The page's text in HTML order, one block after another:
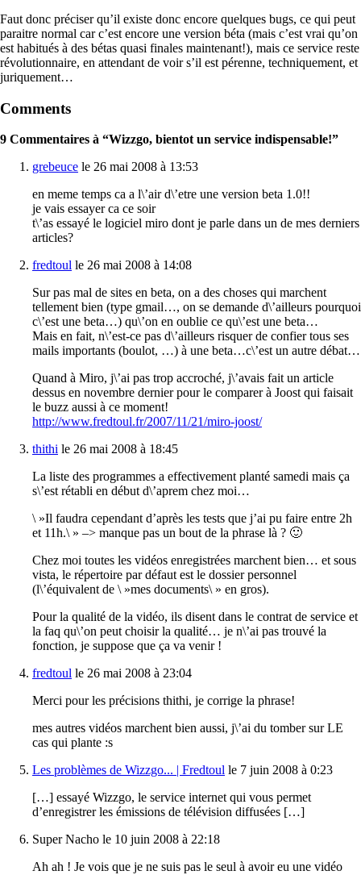
Faut donc préciser qu’il existe donc encore quelques bugs, ce qui peut
paraitre normal car c’est encore une version béta (mais c’est vrai qu’on
est habitués à des bétas quasi finales maintenant!), mais ce service reste
révolutionnaire, en attendant de voir s’il est pérenne, techniquement, et
juriquement…
Comments
9 Commentaires à “Wizzgo, bientot un service indispensable!”
grebeuce le 26 mai 2008 à 13:53
en meme temps ca a l\’air d\’etre une version beta 1.0!!
je vais essayer ca ce soir
t\’as essayé le logiciel miro dont je parle dans un de mes derniers
articles?
fredtoul le 26 mai 2008 à 14:08
Sur pas mal de sites en beta, on a des choses qui marchent
tellement bien (type gmail…, on se demande d\’ailleurs pourquoi
c\’est une beta…) qu\’on en oublie ce qu\’est une beta…
Mais en fait, n\’est-ce pas d\’ailleurs risquer de confier tous ses
mails importants (boulot, …) à une beta…c\’est un autre débat…
Quand à Miro, j\’ai pas trop accroché, j\’avais fait un article
dessus en novembre dernier pour le comparer à Joost qui faisait
le buzz aussi à ce moment!
http://www.fredtoul.fr/2007/11/21/miro-joost/
thithi le 26 mai 2008 à 18:45
La liste des programmes a effectivement planté samedi mais ça
s\’est rétabli en début d\’aprem chez moi…
\ »Il faudra cependant d’après les tests que j’ai pu faire entre 2h
et 11h.\ » –> manque pas un bout de la phrase là ? 🙂
Chez moi toutes les vidéos enregistrées marchent bien… et sous
vista, le répertoire par défaut est le dossier personnel
(l\’équivalent de \ »mes documents\ » en gros).
Pour la qualité de la vidéo, ils disent dans le contrat de service et
la faq qu\’on peut choisir la qualité… je n\’ai pas trouvé la
fonction, je suppose que ça va venir !
fredtoul le 26 mai 2008 à 23:04
Merci pour les précisions thithi, je corrige la phrase!
mes autres vidéos marchent bien aussi, j\’ai du tomber sur LE
cas qui plante :s
Les problèmes de Wizzgo... | Fredtoul le 7 juin 2008 à 0:23
[…] essayé Wizzgo, le service internet qui vous permet
d’enregistrer les émissions de télévision diffusées […]
Super Nacho le 10 juin 2008 à 22:18
Ah ah ! Je vois que je ne suis pas le seul à avoir eu une vidéo